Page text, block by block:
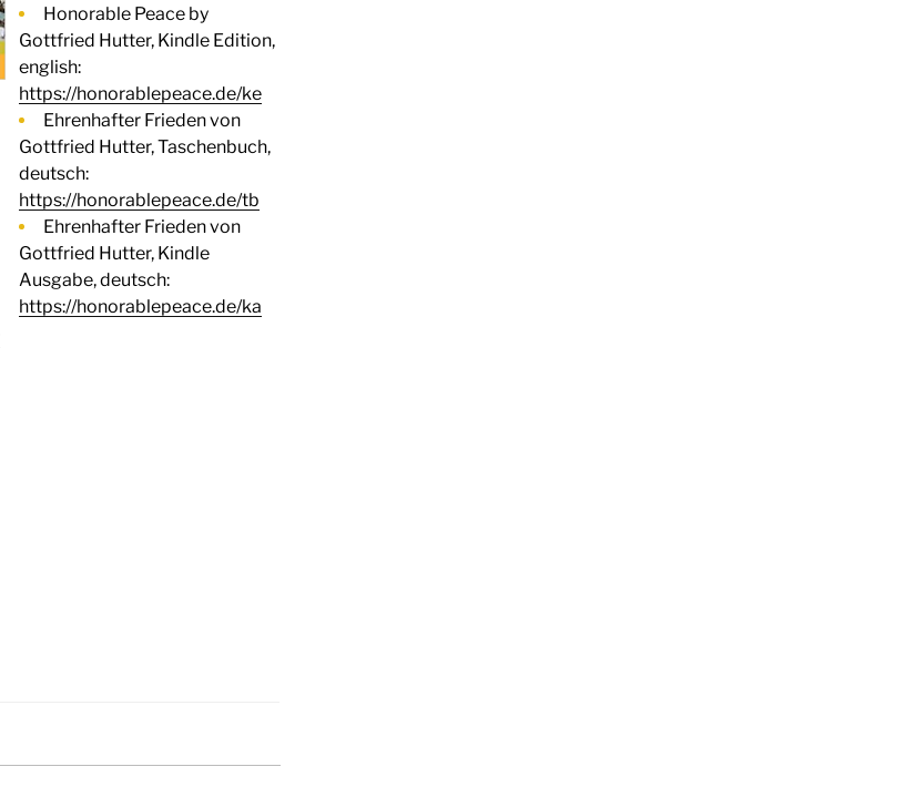
Honorable Peace by
Gottfried Hutter, Kindle Edition,
english:
https://honorablepeace.de/ke
Ehrenhafter Frieden von
Gottfried Hutter, Taschenbuch,
deutsch:
https://honorablepeace.de/tb
Ehrenhafter Frieden von
Gottfried Hutter, Kindle
Ausgabe, deutsch:
https://honorablepeace.de/ka